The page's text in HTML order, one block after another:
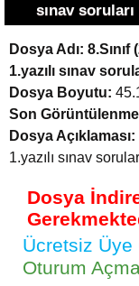
sınav
Dosya Adı:
1.yazılı sınav
Dosya Boyutu:
Son
Dosya Açıklaması:
1.yazılı sınav
Dosya
Ücretsiz Üye
Oturum